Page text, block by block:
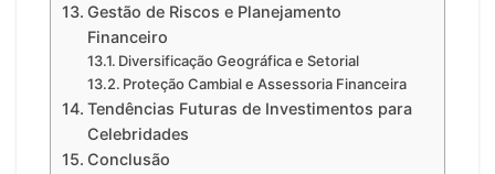
Gestão de Riscos e Planejamento
Financeiro
Diversificação Geográfica e Setorial
Proteção Cambial e Assessoria Financeira
Tendências Futuras de Investimentos para
Celebridades
Conclusão